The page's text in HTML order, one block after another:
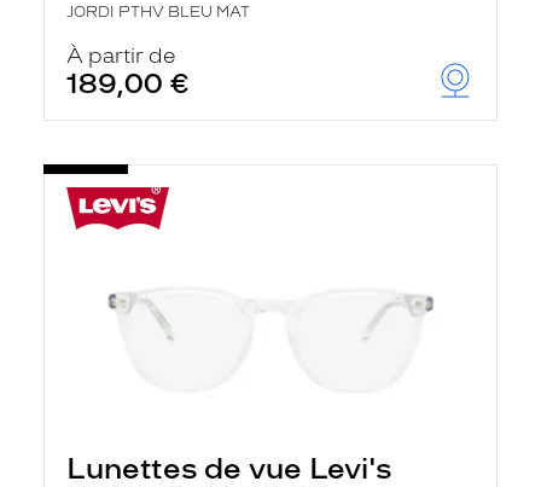
JORDI PTHV BLEU MAT
À partir de
189,00 €
Lunettes de vue Levi's